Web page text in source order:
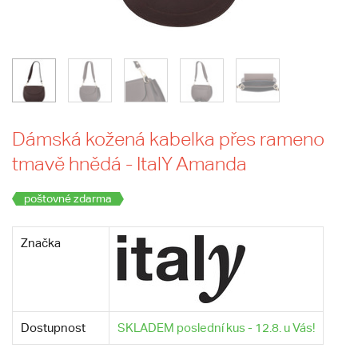
Dámská kožená kabelka přes rameno
tmavě hnědá - ItalY Amanda
poštovné zdarma
Značka
Dostupnost SKLADEM poslední kus - 12.8. u Vás!